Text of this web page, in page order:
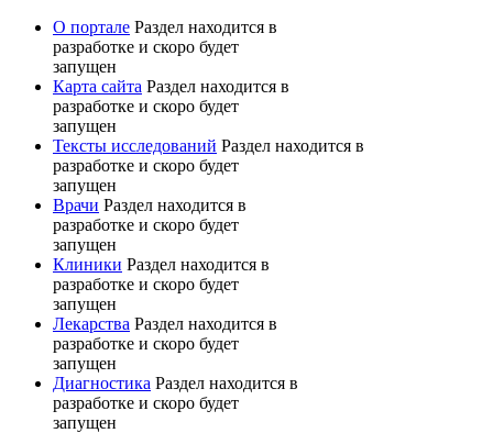
О портале Раздел находится в
разработке и скоро будет
запущен
Карта сайта Раздел находится в
разработке и скоро будет
запущен
Тексты исследований Раздел находится в
разработке и скоро будет
запущен
Врачи Раздел находится в
разработке и скоро будет
запущен
Клиники Раздел находится в
разработке и скоро будет
запущен
Лекарства Раздел находится в
разработке и скоро будет
запущен
Диагностика Раздел находится в
разработке и скоро будет
запущен